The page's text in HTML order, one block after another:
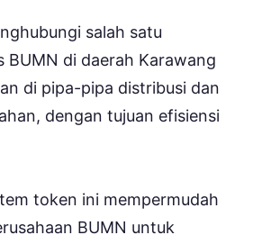
salah satu
BUMN di daerah Karawang
di pipa-pipa distribusi dan
dengan tujuan efisiensi
token ini mempermudah
BUMN untuk